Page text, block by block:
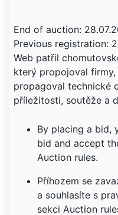
End of auction:
Previous registration:
Web patřil
který propojoval
propagoval technické
příležitosti, soutěže a
By placing a bid,
bid and accept
Auction rules.
Příhozem se
a souhlasíte s
sekci Auction